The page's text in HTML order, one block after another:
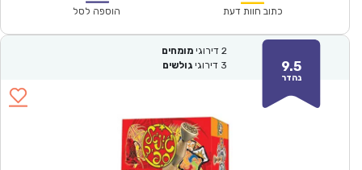
₪64.00.
כתוב חוות דעת הוספה לסל
9.5
נהדר
2 דירוגי מומחים
3 דירוגי גולשים